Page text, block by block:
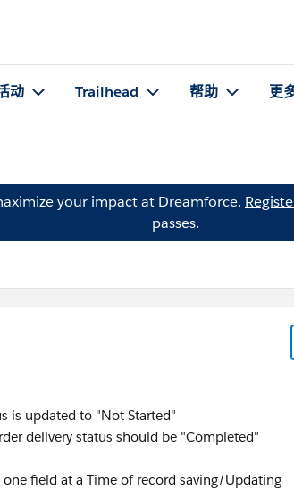
动 Trailhead 帮助 更
your impact at Dreamforce.
passes.
is updated to "Not Started"
delivery status should be "Completed"
field at a Time of record saving/Updating